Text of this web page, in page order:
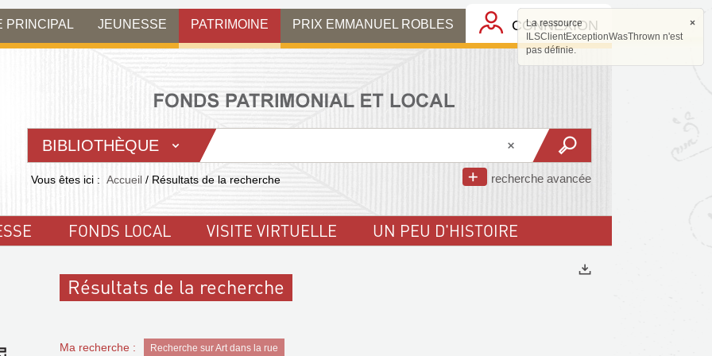
PRINCIPAL JEUNESSE PATRIMOINE PRIX EMMANUEL ROBLES CONNEXION
BIBLIOTHÈQUE
recherche avancée
Vous êtes ici : Accueil / Résultats de la recherche
FONDS LOCAL VISITE VIRTUELLE UN PEU D'HISTOIRE
Résultats de la recherche
Ma recherche : Recherche sur Art dans la rue
×
La ressource
ILSClientExceptionWasThrown n'est
pas définie.